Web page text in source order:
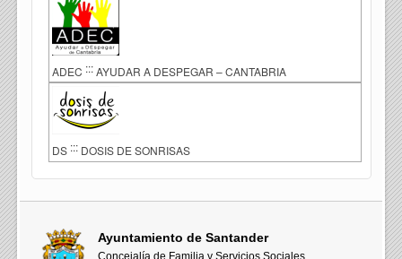
ADEC ::: AYUDAR A DESPEGAR – CANTABRIA
DS ::: DOSIS DE SONRISAS
Ayuntamiento de Santander
Concejalía de Familia y Servicios Sociales